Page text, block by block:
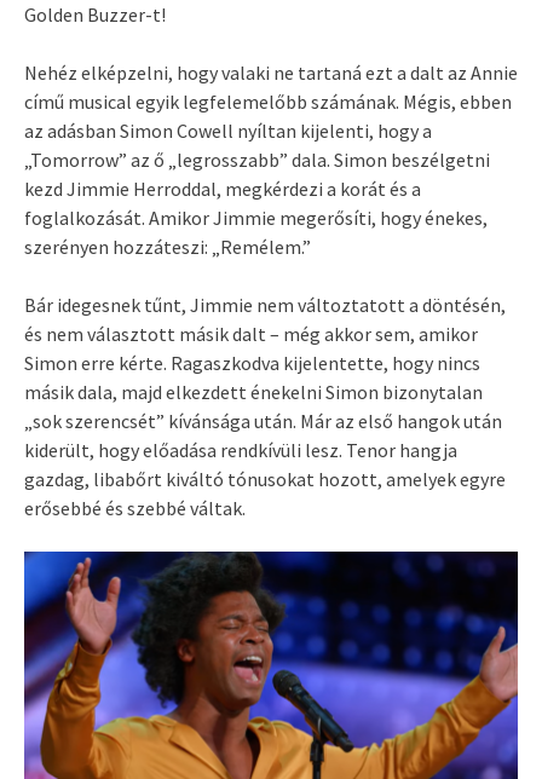
Golden Buzzer-t!
Nehéz elképzelni, hogy valaki ne tartaná ezt a dalt az Annie
című musical egyik legfelemelőbb számának. Mégis, ebben
az adásban Simon Cowell nyíltan kijelenti, hogy a
„Tomorrow” az ő „legrosszabb” dala. Simon beszélgetni
kezd Jimmie Herroddal, megkérdezi a korát és a
foglalkozását. Amikor Jimmie megerősíti, hogy énekes,
szerényen hozzáteszi: „Remélem.”
Bár idegesnek tűnt, Jimmie nem változtatott a döntésén,
és nem választott másik dalt – még akkor sem, amikor
Simon erre kérte. Ragaszkodva kijelentette, hogy nincs
másik dala, majd elkezdett énekelni Simon bizonytalan
„sok szerencsét” kívánsága után. Már az első hangok után
kiderült, hogy előadása rendkívüli lesz. Tenor hangja
gazdag, libabőrt kiváltó tónusokat hozott, amelyek egyre
erősebbé és szebbé váltak.